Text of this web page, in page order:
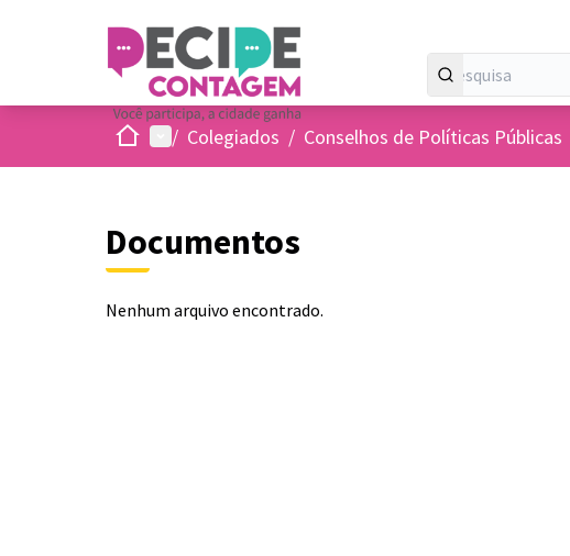
InicioMenu principal
/ Colegiados / Conselhos de Políticas Públicas
Documentos
Nenhum arquivo encontrado.